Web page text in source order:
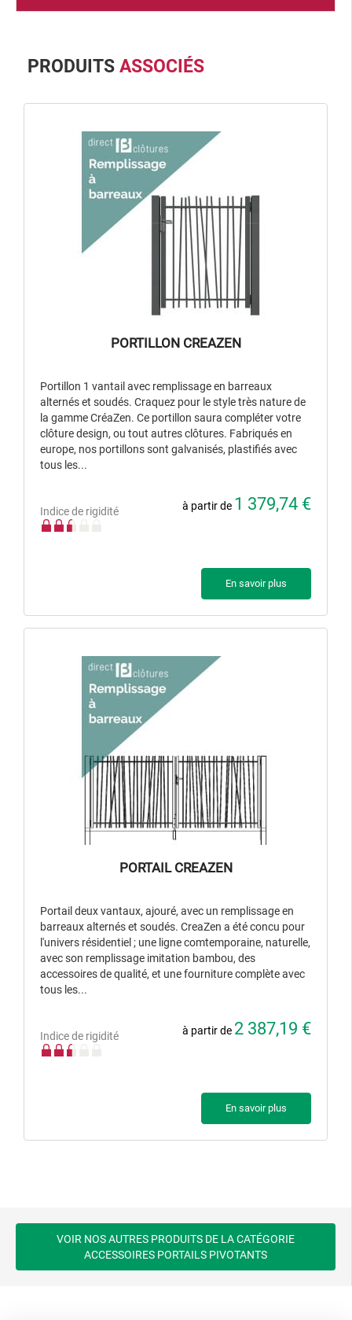
PRODUITS ASSOCIÉS
PORTILLON CREAZEN
Portillon 1 vantail avec remplissage en barreaux
alternés et soudés. Craquez pour le style très nature de
la gamme CréaZen. Ce portillon saura compléter votre
clôture design, ou tout autres clôtures. Fabriqués en
europe, nos portillons sont galvanisés, plastifiés avec
tous les...
Indice de rigidité à partir de 1 379,74 €
En savoir plus
PORTAIL CREAZEN
Portail deux vantaux, ajouré, avec un remplissage en
barreaux alternés et soudés. CreaZen a été concu pour
l'univers résidentiel ; une ligne comtemporaine, naturelle,
avec son remplissage imitation bambou, des
accessoires de qualité, et une fourniture complète avec
tous les...
Indice de rigidité à partir de 2 387,19 €
En savoir plus
VOIR NOS AUTRES PRODUITS DE LA CATÉGORIE
ACCESSOIRES PORTAILS PIVOTANTS